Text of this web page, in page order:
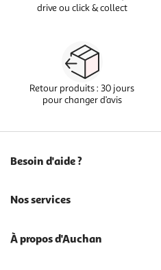
drive ou click & collect
Retour produits : 30 jours
pour changer d’avis
Besoin d'aide ?
Nos services
À propos d'Auchan